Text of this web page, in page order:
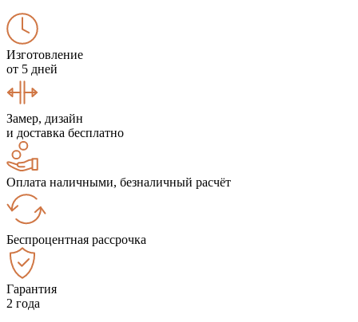
Изготовление
от 5 дней
Замер, дизайн
и доставка бесплатно
Оплата наличными, безналичный расчёт
Беспроцентная рассрочка
Гарантия
2 года